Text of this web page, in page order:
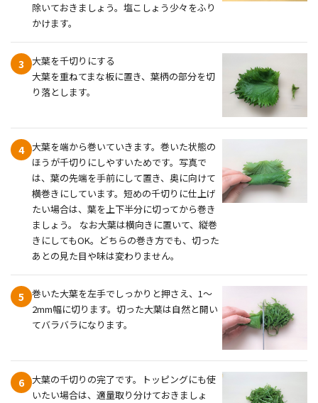
除いておきましょう。塩こしょう少々をふり
かけます。
3
大葉を千切りにする
大葉を重ねてまな板に置き、葉柄の部分を切
り落とします。
4 大葉を端から巻いていきます。巻いた状態の
ほうが千切りにしやすいためです。写真で
は、葉の先端を手前にして置き、奥に向けて
横巻きにしています。短めの千切りに仕上げ
たい場合は、葉を上下半分に切ってから巻き
ましょう。 なお大葉は横向きに置いて、縦巻
きにしてもOK。どちらの巻き方でも、切った
あとの見た目や味は変わりません。
5
巻いた大葉を左手でしっかりと押さえ、1～
2mm幅に切ります。切った大葉は自然と開い
てバラバラになります。
6 大葉の千切りの完了です。トッピングにも使
いたい場合は、適量取り分けておきましょ